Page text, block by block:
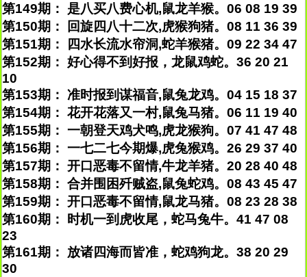
第149期： 是八买八费心机,鼠龙羊猴。06 08 19 39
第150期： 回旋四八十二次,虎猴狗猪。08 11 36 39
第151期： 四水长流水帘洞,蛇羊猴猪。09 22 34 47
第152期： 好心得不到好报，龙鼠鸡蛇。36 20 21
10
第153期： 准时报到谋福音,鼠兔龙鸡。04 15 18 37
第154期： 花开花落又一村,鼠兔马猪。06 11 19 40
第155期： 一朝登天鸡犬鸣,虎龙猴狗。07 41 47 48
第156期： 一七二七今期爆,虎兔猴鸡。26 29 37 40
第157期： 开口恶毒不留情,牛龙羊猪。20 28 40 48
第158期： 合并围困歼贼盗,鼠兔蛇鸡。08 43 45 47
第159期： 开口恶毒不留情,鼠龙马猪。08 23 28 38
第160期： 时机一到虎收尾，蛇马兔牛。41 47 08
23
第161期： 放诸四海而皆准，蛇鸡狗龙。38 20 29
30